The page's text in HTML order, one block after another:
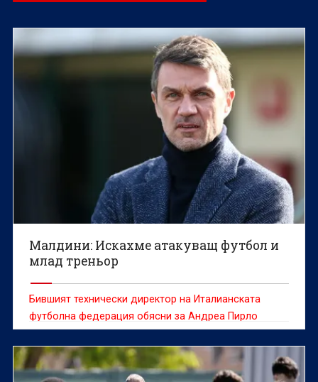
Малдини: Искахме атакуващ футбол и
млад треньор
Бившият технически директор на Италианската
футболна федерация обясни за Андреа Пирло